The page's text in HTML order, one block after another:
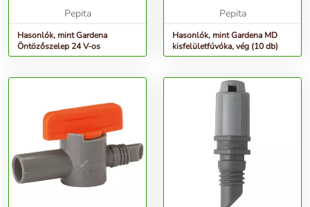
Pepita
Hasonlók, mint Gardena
Öntözőszelep 24 V-os
Pepita
Hasonlók, mint Gardena MD
kisfelületfúvóka, vég (10 db)